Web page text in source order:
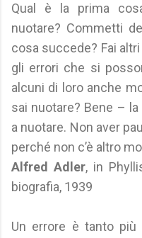
Qual è la prima
nuotare? Commetti
cosa succede? Fai
gli errori che si
alcuni di loro anche
sai nuotare? Bene –
a nuotare. Non aver
perché non c’è altro
Alfred Adler, in
biografia, 1939
Un errore è tanto più